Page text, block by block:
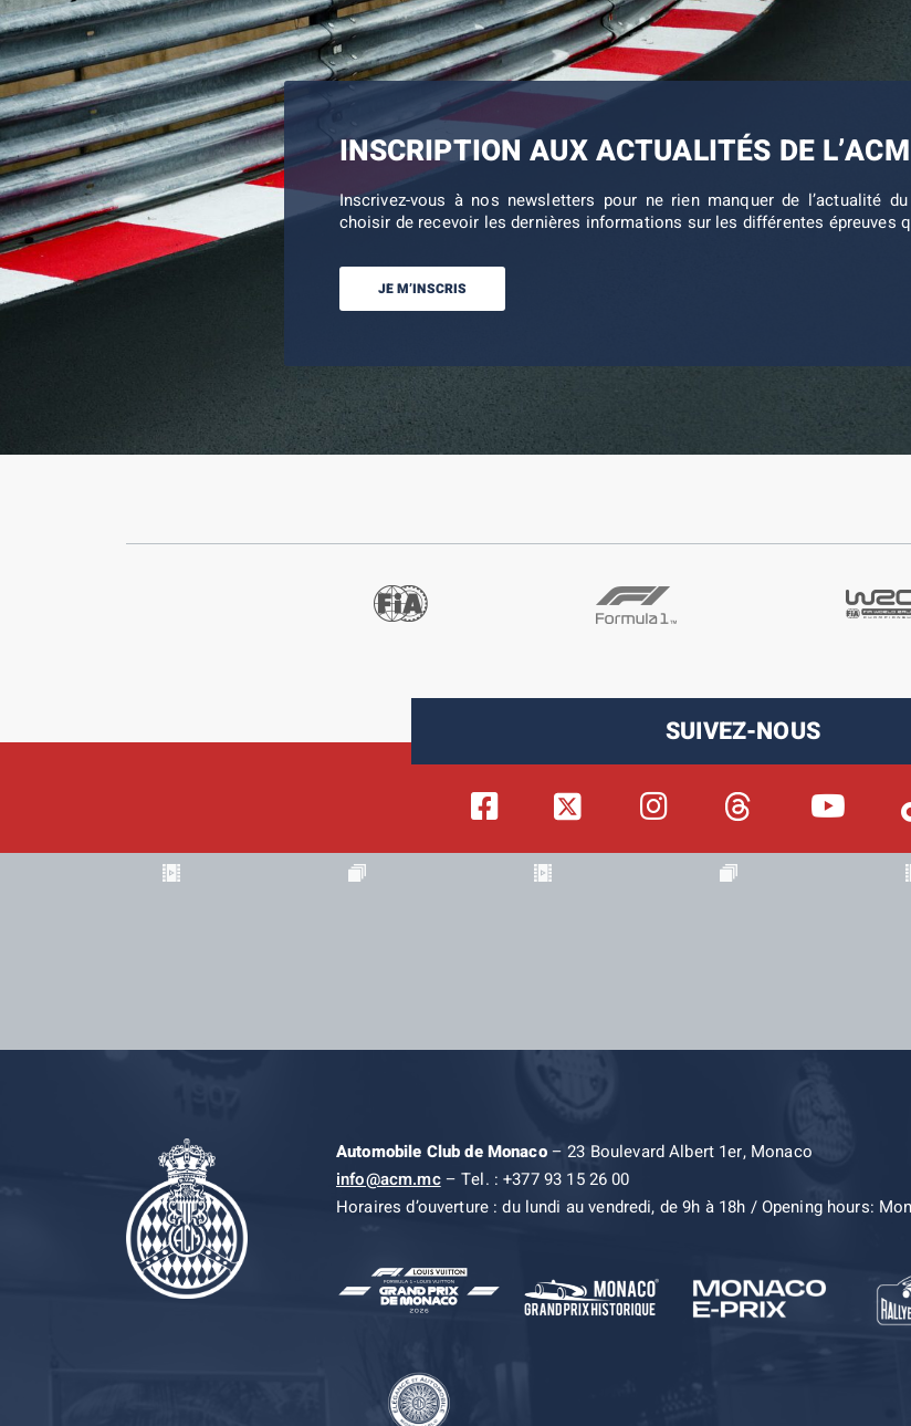
INSCRIPTION AUX ACTUALITÉS DE L’ACM
Inscrivez-vous à nos newsletters pour ne rien manquer de l’actualité
choisir de recevoir les dernières informations sur les différentes épreuves
JE M’INSCRIS
SUIVEZ-NOUS
Automobile Club de Monaco– 23 Boulevard Albert 1er, Monaco
info@acm.mc– Tel. : +377 93 15 26 00
Horaires d’ouverture : du lundi au vendredi, de 9h à 18h / Opening hours: